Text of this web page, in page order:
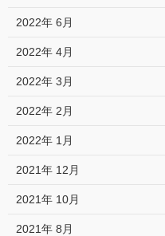
2022年 6月
2022年 4月
2022年 3月
2022年 2月
2022年 1月
2021年 12月
2021年 10月
2021年 8月